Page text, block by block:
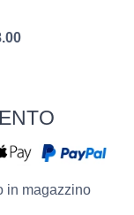
in magazzino